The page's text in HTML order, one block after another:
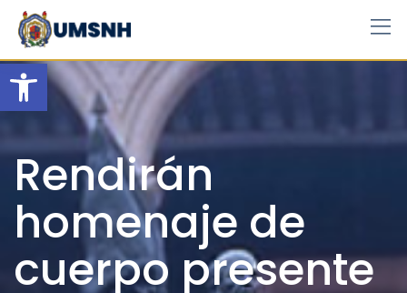
Open toolbar
Skip
content
Rendirán
homenaje de
cuerpo presente